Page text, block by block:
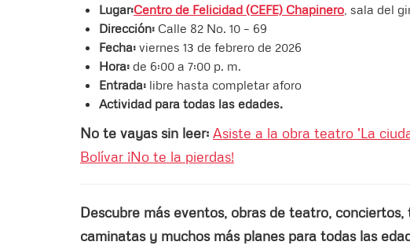
Lugar:Centro de Felicidad (CEFE) Chapinero , sala del
Dirección: Calle 82 No. 10 – 69
Fecha: viernes 13 de febrero de 2026
Hora: de 6:00 a 7:00 p. m.
Entrada: libre hasta completar aforo
Actividad para todas las edades.
No te vayas sin leer: Asiste a la obra teatro 'La
Bolívar ¡No te la pierdas!
Descubre más eventos, obras de teatro,
caminatas y muchos más planes para todas las